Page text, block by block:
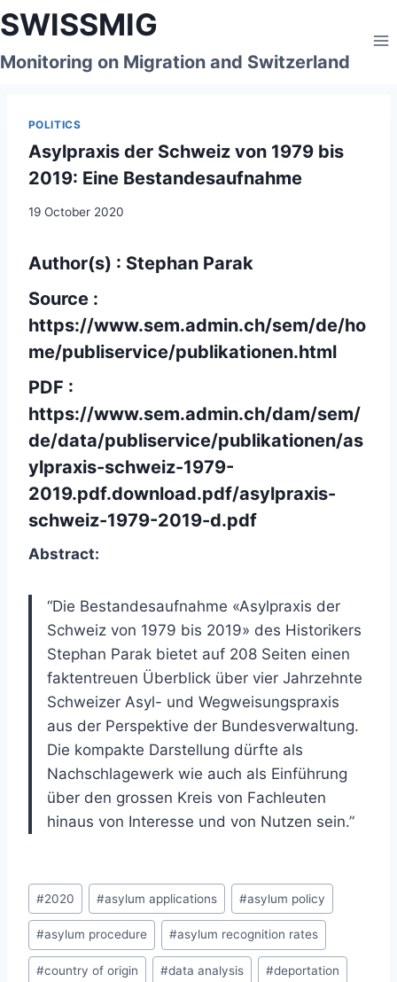
Skip
to
content
SWISSMIG
Monitoring on Migration and Switzerland
POLITICS
Asylpraxis der Schweiz von 1979 bis
2019: Eine Bestandesaufnahme
19 October 2020
Author(s) : Stephan Parak
Source :
https://www.sem.admin.ch/sem/de/ho
me/publiservice/publikationen.html
PDF :
https://www.sem.admin.ch/dam/sem/
de/data/publiservice/publikationen/as
ylpraxis-schweiz-1979-
2019.pdf.download.pdf/asylpraxis-
schweiz-1979-2019-d.pdf
Abstract:
“Die Bestandesaufnahme «Asylpraxis der
Schweiz von 1979 bis 2019» des Historikers
Stephan Parak bietet auf 208 Seiten einen
faktentreuen Überblick über vier Jahrzehnte
Schweizer Asyl- und Wegweisungspraxis
aus der Perspektive der Bundesverwaltung.
Die kompakte Darstellung dürfte als
Nachschlagewerk wie auch als Einführung
über den grossen Kreis von Fachleuten
hinaus von Interesse und von Nutzen sein.”
Post
Tags:
#2020 #asylum applications #asylum policy
#asylum procedure #asylum recognition rates
#country of origin #data analysis #deportation